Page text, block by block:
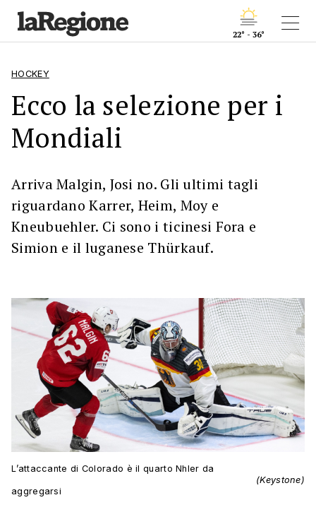
22° - 36°
HOCKEY
Ecco la selezione per i
Mondiali
Arriva Malgin, Josi no. Gli ultimi tagli
riguardano Karrer, Heim, Moy e
Kneubuehler. Ci sono i ticinesi Fora e
Simion e il luganese Thürkauf.
L’attaccante di Colorado è il quarto Nhler da
aggregarsi
(Keystone)